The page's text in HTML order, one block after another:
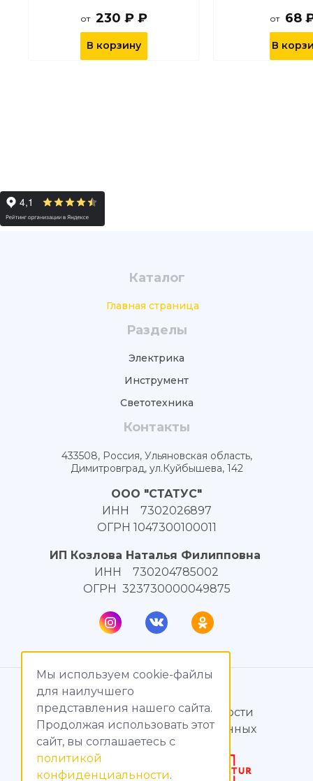
Мы используем cookie-файлы
для наилучшего
представления нашего сайта.
Продолжая использовать этот
сайт, вы соглашаетесь c
политикой
конфиденциальности.
от 230 ₽ ₽
В корзину
от 68
В
Каталог
Главная страница
Разделы
Электрика
Инструмент
Светотехника
Контакты
433508, Россия, Ульяновская область,
Димитровград, ул.Куйбышева, 142
ООО "СТАТУС"
ИНН 7302026897
ОГРН 1047300100011
ИП Козлова Наталья Филипповна
ИНН 730204785002
ОГРН 323730000049875
© МагияТока, 2015 – 2026
Политика конфиденциальности
Обработка персональных данных
Создание сайтов